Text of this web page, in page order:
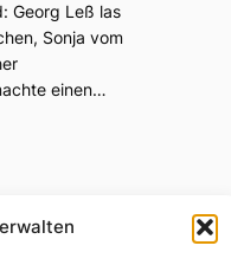
Georg Leß las
Sonja vom
einen…